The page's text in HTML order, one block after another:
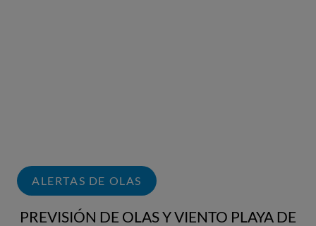
ALERTAS DE OLAS
PREVISIÓN DE OLAS Y VIENTO PLAYA DE